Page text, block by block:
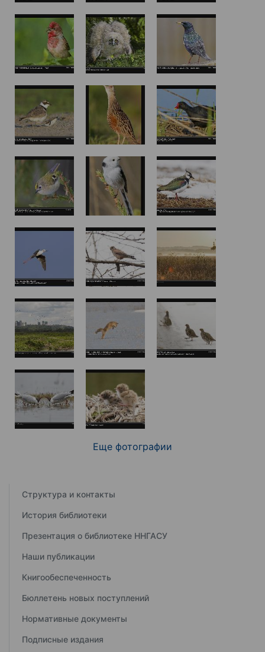
Еще фотографии
Структура и контакты
История библиотеки
Презентация о библиотеке ННГАСУ
Наши публикации
Книгообеспеченность
Бюллетень новых поступлений
Нормативные документы
Подписные издания